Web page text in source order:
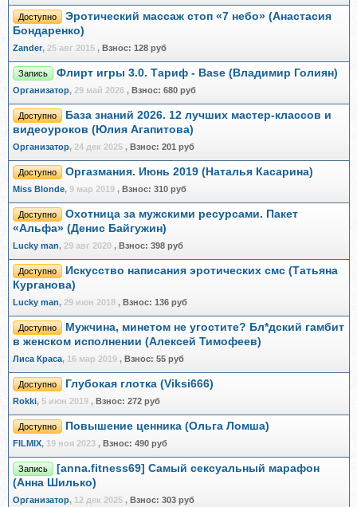
Доступно
Эротический массаж стоп «7 небо» (Анастасия
Бондаренко)
Zander, 25 авг 2015 , Взнос: 128 руб
Запись Флирт игры 3.0. Тариф - Base (Владимир Голиян)
Организатор, 29 май 2026 , Взнос: 680 руб
Доступно
База знаний 2026. 12 лучших мастер-классов и
видеоуроков (Юлия Агапитова)
Организатор, 24 дек 2025 , Взнос: 201 руб
Доступно Оргазмания. Июнь 2019 (Наталья Касарина)
Miss Blonde, 9 мар 2019 , Взнос: 310 руб
Доступно
Охотница за мужскими ресурсами. Пакет
«Альфа» (Денис Байгужин)
Lucky man, 29 авг 2020 , Взнос: 398 руб
Доступно
Искусство написания эротических смс (Татьяна
Курганова)
Lucky man, 29 июн 2018 , Взнос: 136 руб
Доступно
Мужчина, минетом не угостите? Бл*дский гамбит
в женском исполнении (Алексей Тимофеев)
Лиса Краса, 16 мар 2019 , Взнос: 55 руб
Доступно Глубокая глотка (Viksi666)
Rokki, 5 июн 2019 , Взнос: 272 руб
Доступно Повышение ценника (Ольга Ломша)
FILMIX, 19 ноя 2023 , Взнос: 490 руб
Запись
[anna.fitness69] Самый сексуальный марафон
(Анна Шилько)
Организатор, 12 дек 2025 , Взнос: 303 руб